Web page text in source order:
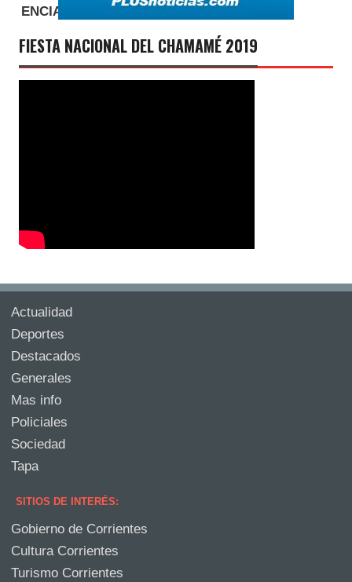
FIESTA NACIONAL DEL CHAMAMÉ 2019
Actualidad
Deportes
Destacados
Generales
Mas info
Policiales
Sociedad
Tapa
SITIOS DE INTERÉS:
Gobierno de Corrientes
Cultura Corrientes
Turismo Corrientes